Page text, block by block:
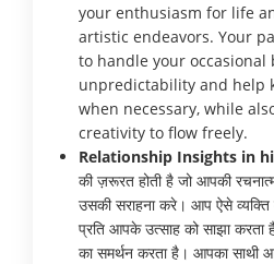
your enthusiasm for life
artistic endeavors. Your
to handle your occasional
unpredictability and help
when necessary, while
creativity to flow freely.
Relationship Insights in
की ज़रूरत होती है जो आपकी
उसकी सराहना करे। आप ऐसे
प्रति आपके उत्साह को साझा
का समर्थन करता है। आपका साथी